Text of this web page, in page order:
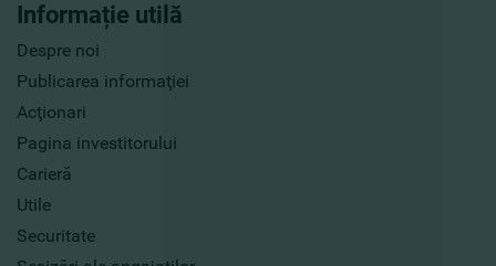
Informație utilă
Despre noi
Publicarea informaţiei
Acţionari
Pagina investitorului
Carieră
Utile
Securitate